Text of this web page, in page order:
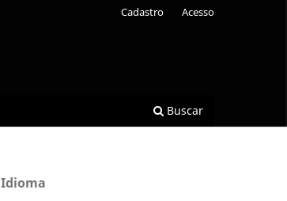
Buscar
Cadastro Acesso
Idioma